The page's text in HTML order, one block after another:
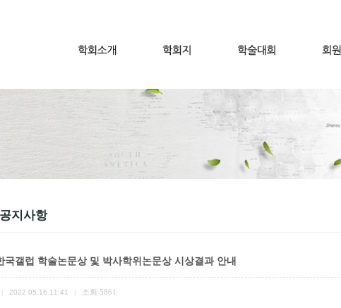
지사항
국갤럽 학술논문상 및 박사학위논문상 시상결과 안내
2022.05.16 11:41 조회 5861